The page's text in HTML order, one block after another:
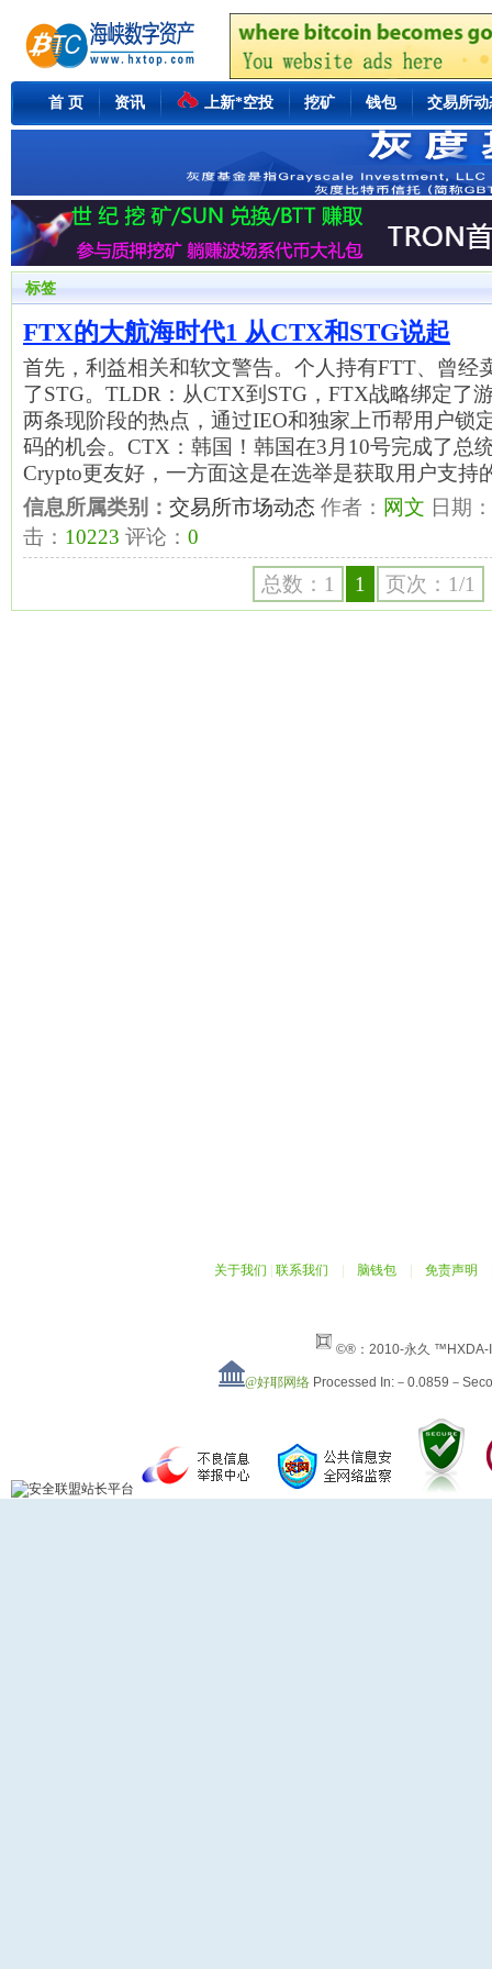
首 页 资讯 上新*空投 挖矿 钱包 交易所动
标签
FTX的大航海时代1 从CTX和STG说起
首先，利益相关和软文警告。个人持有FTT、曾经
了STG。TLDR：从CTX到STG，FTX战略绑定了
两条现阶段的热点，通过IEO和独家上币帮用户锁
码的机会。CTX：韩国！韩国在3月10号完成了总
Crypto更友好，一方面这是在选举是获取用户支
信息所属类别： 交易所市场动态 作者： 网文 日期：
击： 10223 评论： 0
总数：1 1 页次：1/1
关于我们 联系我们 脑钱包 免责声明
©®：2010-永久
@好耶网络 Processed In:－0.0859－